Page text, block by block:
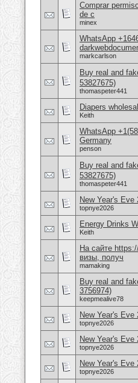
Comprar
de c
minex
WhatsApp
markcarlson
Buy real and
53827675)
thomaspeter441
Diapers
Keith
WhatsApp
Germany
penson
Buy real and
53827675)
thomaspeter441
New Year's Eve
topnye2026
Energy Drinks
Keith
На сайте
визы, получ
mamaking
Buy real and
3756974)
keepmealive78
New Year's
topnye2026
New Year's Eve
topnye2026
New Year's
topnye2026